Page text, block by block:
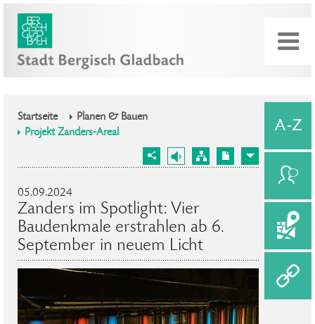
Startseite
Planen & Bauen
Projekt Zanders-Areal
05.09.2024
Zanders im Spotlight: Vier
Baudenkmale erstrahlen ab 6.
September in neuem Licht